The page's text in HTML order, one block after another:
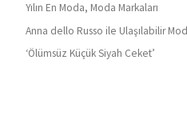
Yılın En Moda, Moda Markaları
Anna dello Russo ile Ulaşılabilir
‘Ölümsüz Küçük Siyah Ceket’